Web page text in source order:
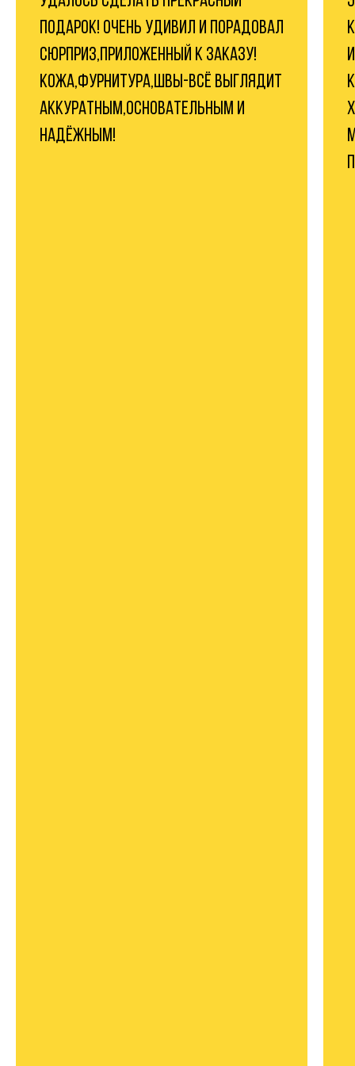
ПОДАРОК! ОЧЕНЬ УДИВИЛ И ПОРАДОВАЛ
СЮРПРИЗ,ПРИЛОЖЕННЫЙ К ЗАКАЗУ!
КОЖА,ФУРНИТУРА,ШВЫ-ВСЁ ВЫГЛЯДИТ
АККУРАТНЫМ,ОСНОВАТЕЛЬНЫМ И
НАДЁЖНЫМ!